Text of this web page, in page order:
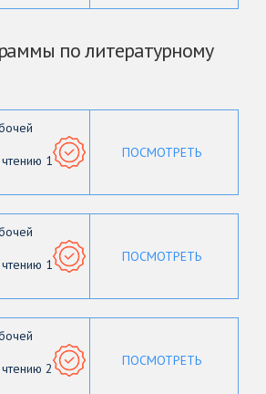
по литературному
1
ПОСМОТРЕТЬ
1
ПОСМОТРЕТЬ
2
ПОСМОТРЕТЬ